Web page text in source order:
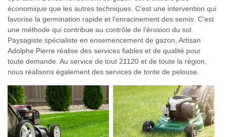
économique que les autres techniques. C’est une intervention qui
favorise la germination rapide et l’enracinement des semis. C’est
une méthode qui contribue au contrôle de l’érosion du sol.
Paysagiste spécialiste en ensemencement de gazon, Artisan
Adolphe Pierre réalise des services fiables et de qualité pour
toute demande. Au service de tout 21120 et de toute la région,
nous réalisons également des services de tonte de pelouse.